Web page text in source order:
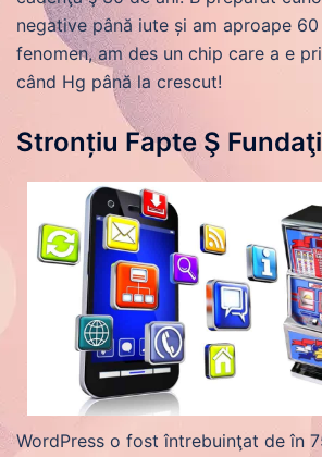
negative până iute și am aproape 60
fenomen, am des un chip care a e
când Hg până la crescut!
Stronțiu Fapte Ş
WordPress o fost întrebuinţat de în